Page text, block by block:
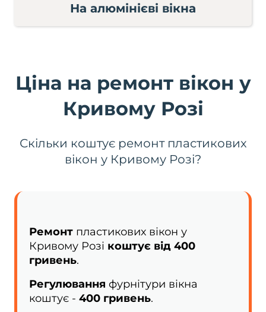
На алюмінієві вікна
Ціна на ремонт вікон у
Кривому Розі
Скільки коштує ремонт пластикових
вікон у Кривому Розі?
Ремонт пластикових вікон у
Кривому Розі коштує від 400
гривень.
Регулювання фурнітури вікна
коштує - 400 гривень.